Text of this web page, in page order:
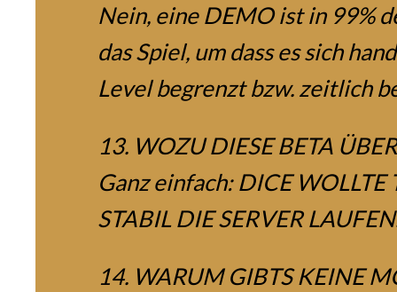
Nein, eine DEMO ist in 99%
das Spiel, um dass es sich
Level begrenzt bzw. zeitlich
13. WOZU DIESE BETA
Ganz einfach: DICE WOLLTE
STABIL DIE SERVER
14. WARUM GIBTS KEINE